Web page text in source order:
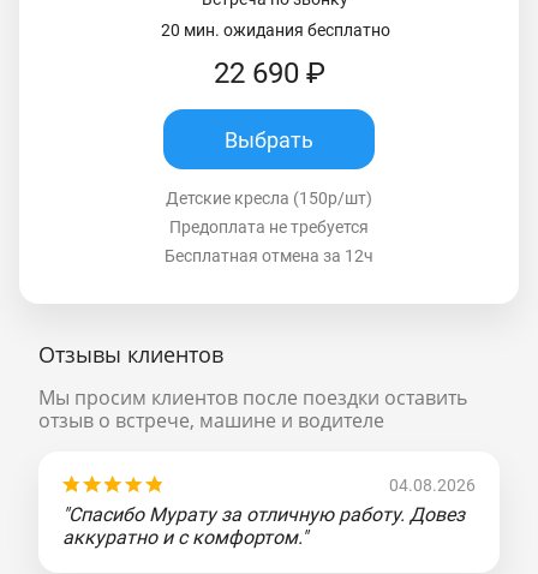
20 мин. ожидания бесплатно
22 690 ₽
Выбрать
Детские кресла (150р/шт)
Предоплата не требуется
Бесплатная отмена за 12ч
Отзывы клиентов
Мы просим клиентов после поездки оставить
отзыв о встрече, машине и водителе
04.08.2026
"Спасибо Мурату за отличную работу. Довез
аккуратно и с комфортом."